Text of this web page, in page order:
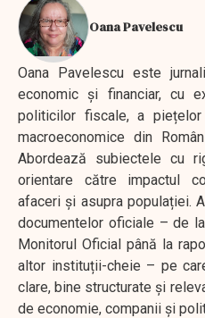
Oana Pavelescu
Oana Pavelescu este
economic și financiar, cu
politicilor fiscale, a
macroeconomice din
Abordează subiectele cu
orientare către impactul
afaceri și asupra populației.
documentelor oficiale – de
Monitorul Oficial până la
altor instituții-cheie – pe
clare, bine structurate și
de economie, companii și